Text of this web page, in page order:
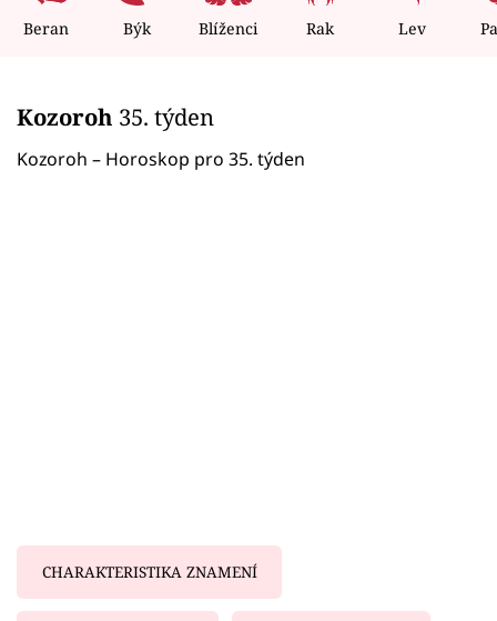
Celebrity
Seriály
Sledujte nás
Beran Býk Blíženci Rak Lev
Kozoroh 35. týden
Kozoroh – Horoskop pro 35. týden
CHARAKTERISTIKA ZNAMENÍ